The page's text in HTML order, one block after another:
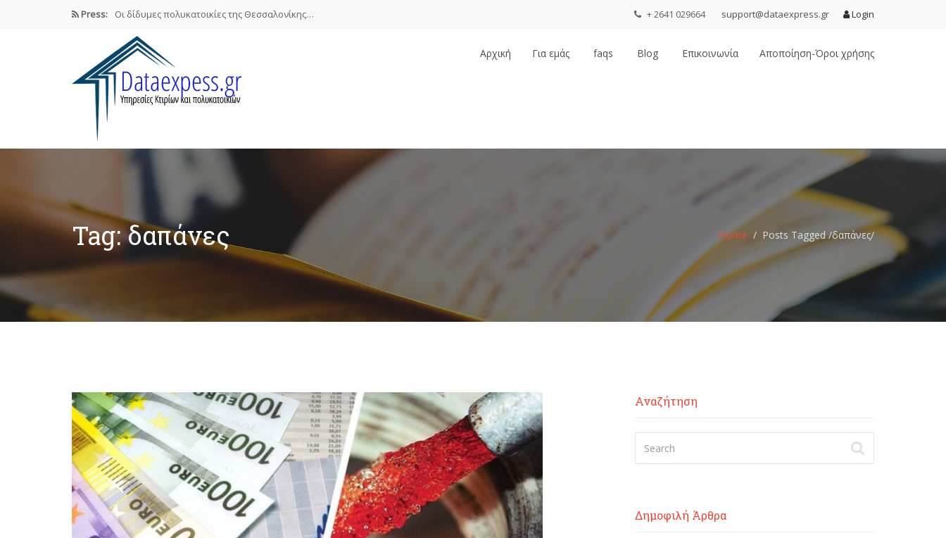
Press: Οι δίδυμες πολυκατοικίες της Θεσσαλονίκης…
Airbnb : Το οικονομικό φαινόμενο…
ΠΟΜΙΔΑ: Νόμιμες οι βραχυχρόνιες μισθώσεις…
Συστάσεις των γιατρών προς τους…
Login
+ 2641 029664 support@dataexpress.gr
Αρχική Για εμάς faqs Blog Επικοινωνία Αποποίηση-Όροι χρήσης
Tag: δαπάνες Home Posts Tagged/δαπάνες/
Αναζήτηση
Δημοφιλή Άρθρα